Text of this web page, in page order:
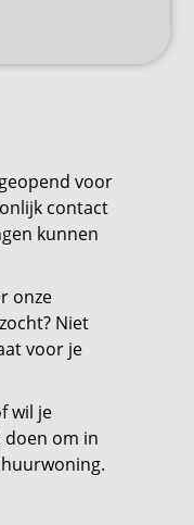
voor
contact
kunnen
onze
Niet
voor je
wil je
doen om in